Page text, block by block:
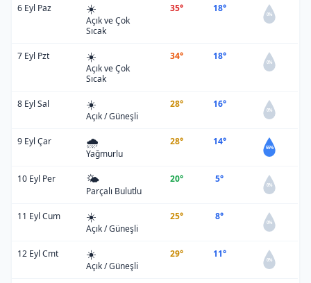
6 Eyl Paz ☀️
Açık ve Çok
Sıcak
35° 18°
0%
7 Eyl Pzt ☀️
Açık ve Çok
Sıcak
34° 18°
0%
8 Eyl Sal ☀️
Açık / Güneşli
28° 16°
0%
9 Eyl Çar 🌧️
Yağmurlu
28° 14°
55%
10 Eyl Per 🌤️
Parçalı Bulutlu
20° 5°
0%
11 Eyl Cum ☀️
Açık / Güneşli
25° 8°
0%
12 Eyl Cmt ☀️
Açık / Güneşli
29° 11°
0%